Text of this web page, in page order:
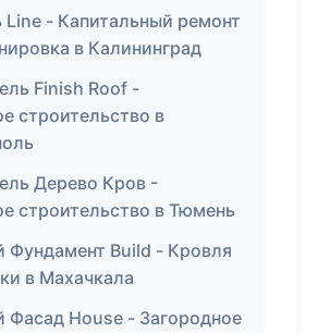
Line - Капитальный ремонт
в Калининград
Finish Roof -
строительство в
Дерево Кров -
строительство в Тюмень
Build - Кровля
в Махачкала
House - Загородное